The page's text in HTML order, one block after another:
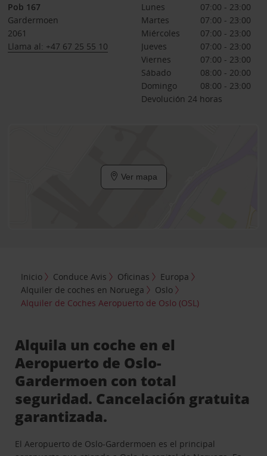
Pob 167
Gardermoen
2061
Llama al: +47 67 25 55 10
Lunes
07:00 - 23:00
Martes
07:00 - 23:00
Miércoles
07:00 - 23:00
Jueves
07:00 - 23:00
Viernes
07:00 - 23:00
Sábado
08:00 - 20:00
Domingo
08:00 - 23:00
Devolución 24 horas
Ver mapa
Inicio Conduce Avis Oficinas
Europa
Alquiler de coches en Noruega
Oslo
Alquiler de Coches Aeropuerto de Oslo (OSL)
Alquila un coche en el
Aeropuerto de Oslo-
Gardermoen con total
seguridad. Cancelación gratuita
garantizada.
El Aeropuerto de Oslo-Gardermoen es el principal